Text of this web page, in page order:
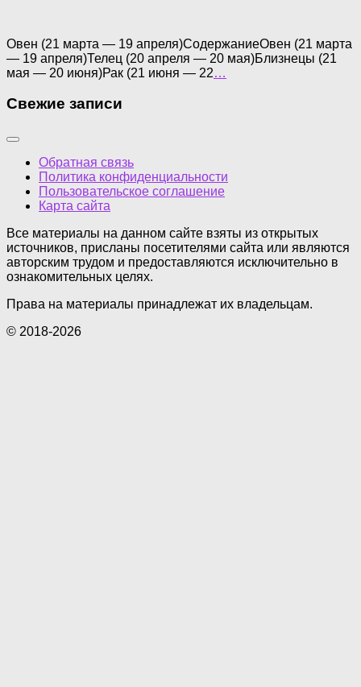
Овен (21 марта — 19 апреля)СодержаниеОвен (21 марта
— 19 апреля)Телец (20 апреля — 20 мая)Близнецы (21
мая — 20 июня)Рак (21 июня — 22…
Свежие записи
Обратная связь
Политика конфиденциальности
Пользовательское соглашение
Карта сайта
Все материалы на данном сайте взяты из открытых
источников, присланы посетителями сайта или являются
авторским трудом и предоставляются исключительно в
ознакомительных целях.
Права на материалы принадлежат их владельцам.
© 2018-2026